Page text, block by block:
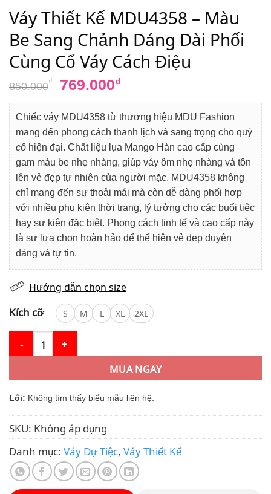
Váy Thiết Kế MDU4358 – Màu
Be Sang Chảnh Dáng Dài Phối
Cùng Cổ Váy Cách Điệu
850.000₫
Giá
gốc
là:
850.000₫.
769.000₫
hiện
tại
là:
769.000₫.
Chiếc váy MDU4358 từ thương hiệu MDU Fashion
mang đến phong cách thanh lịch và sang trọng cho quý
cô hiện đại. Chất liệu lụa Mango Hàn cao cấp cùng
gam màu be nhẹ nhàng, giúp váy ôm nhẹ nhàng và tôn
lên vẻ đẹp tự nhiên của người mặc. MDU4358 không
chỉ mang đến sự thoải mái mà còn dễ dàng phối hợp
với nhiều phụ kiện thời trang, lý tưởng cho các buổi tiệc
hay sự kiện đặc biệt. Phong cách tinh tế và cao cấp này
là sự lựa chọn hoàn hảo để thể hiện vẻ đẹp duyên
dáng và tự tin.
Hướng dẫn chọn size
Kích cỡ S M L XL 2XL
Váy Thiết Kế MDU4358 – Màu Be Sang Chảnh Dáng Dài Phối
MUA NGAY
Lỗi: Không tìm thấy biểu mẫu liên hệ.
SKU:Không áp dụng
Danh mục:Váy Dự Tiệc,Váy Thiết Kế